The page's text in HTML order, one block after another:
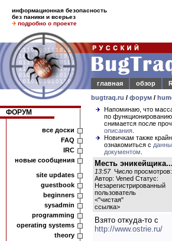
информационная безопасность
без паники и всерьез
подробно о проекте
главная
обзор
bugtraq.ru / форум /
ФОРУМ
все доски
FAQ
IRC
новые сообщения
site updates
guestbook
beginners
sysadmin
programming
operating systems
theory
Напоминаю, что
по
снимается после
описания
Новичкам также
ознакомиться с
документом
Месть эникейщика...
13:57Число просмотров:
Автор: Vened Статус:
Незарегистрированный
пользователь
<"чистая"
ссылка>
Взято откуда-то с
http://www.ostrie.ru/